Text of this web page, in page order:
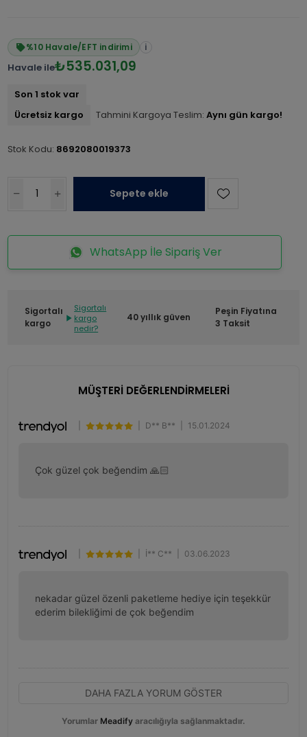
%10 Havale/EFT indirimi i
Havale ile₺535.031,09
Son 1 stok var
Ücretsiz kargo
Tahmini Kargoya Teslim: Aynı gün kargo!
Stok Kodu: 8692080019373
Sepete ekle
WhatsApp İle Sipariş Ver
Sigortalı
kargo
Sigortalı
kargo
nedir?
40 yıllık güven
Peşin Fiyatına
3 Taksit
MÜŞTERİ DEĞERLENDİRMELERİ
D** B** 15.01.2024
Çok güzel çok beğendim 🙏🏻
İ** C** 03.06.2023
nekadar güzel özenli paketleme hediye için teşekkür
ederim bilekliğimi de çok beğendim
DAHA FAZLA YORUM GÖSTER
Yorumlar Meadify aracılığıyla sağlanmaktadır.